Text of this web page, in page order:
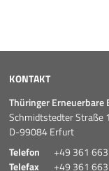
KONTAKT
Thüringer Erneuerbare
Schmidtstedter Straße 1
D-99084 Erfurt
Telefon
+49 361
Telefax
+49 361